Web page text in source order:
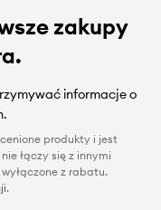
zakupy
informacje o
produkty i jest
łączy się z innymi
z rabatu.
.